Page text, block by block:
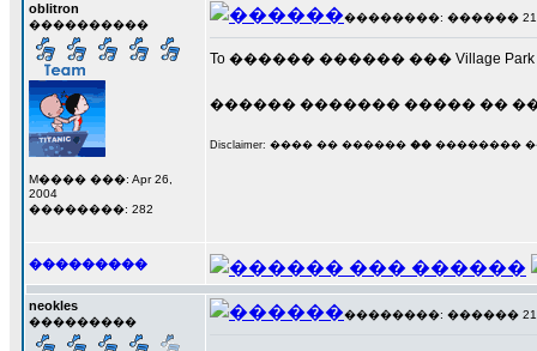
oblitron
����������
M���� ���: Apr 26,
2004
��������: 282
��������: ������ 21
To ������ ������ ��� Village
������ ������� ����� ��
Disclaimer: ���� �� ������ �� ��������
���������
neokles
���������
��������: ������ 21